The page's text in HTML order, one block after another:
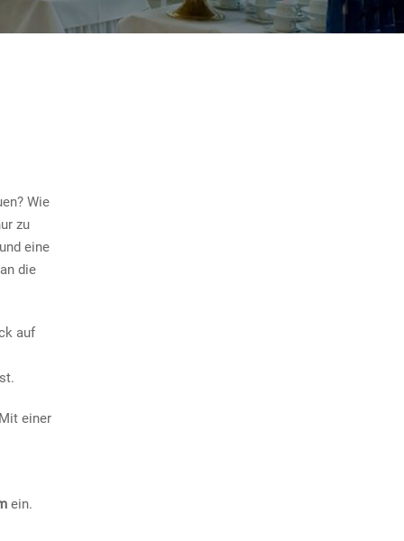
Wie
zu
eine
die
auf
einer
ein.